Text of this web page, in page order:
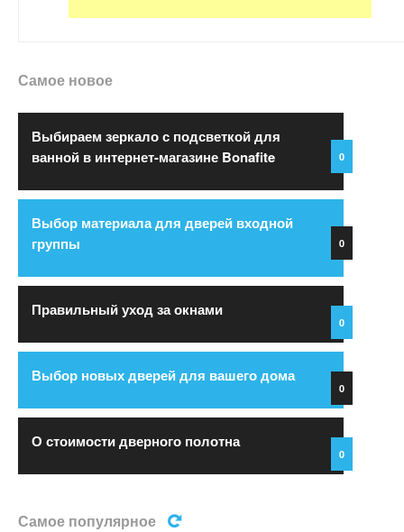
Самое новое
Выбираем зеркало с подсветкой для
ванной в интернет-магазине Bonafite
0
Выбор материала для дверей входной
группы
0
Правильный уход за окнами
0
Выбор новых дверей для вашего дома
0
О стоимости дверного полотна
0
Самое популярное